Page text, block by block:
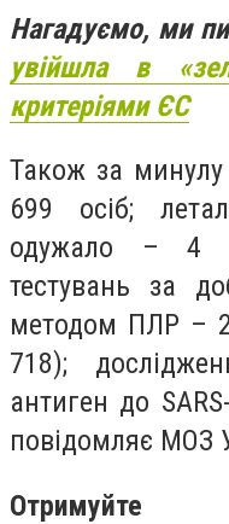
Нагадуємо, ми
увійшла в
критеріями ЄС
Також за минулу
699 осіб;
одужало – 4
тестувань за
методом ПЛР –
718);
антиген до
повідомляє МОЗ
Отримуйте